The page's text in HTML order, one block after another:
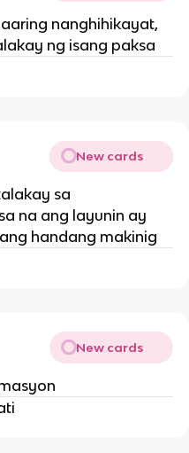
nanghihikayat,
ng isang paksa
New cards
sa
na ang layunin ay
handang makinig
New cards